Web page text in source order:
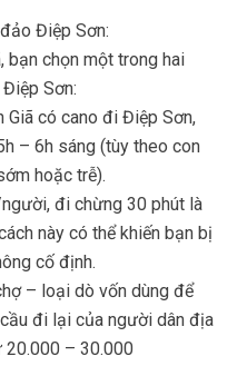
Điệp Sơn:
bạn chọn một trong hai
Sơn:
Giã có cano đi Điệp Sơn,
– 6h sáng (tùy theo con
hoặc trễ).
đi chừng 30 phút là
này có thể khiến bạn bị
cố định.
– loại dò vốn dùng để
đi lại của người dân địa
– 30.000